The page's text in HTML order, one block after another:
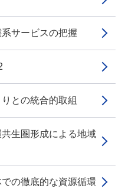
サービスの把握
との統合的取組
生圏形成による地域
の徹底的な資源循環